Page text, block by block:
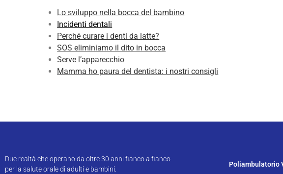
Lo sviluppo nella bocca del bambino
Incidenti dentali
Perché curare i denti da latte?
SOS eliminiamo il dito in bocca
Serve l’apparecchio
Mamma ho paura del dentista: i nostri consigli
Due realtà che operano da oltre 30 anni fianco a fianco
per la salute orale di adulti e bambini.
Poliambulatorio